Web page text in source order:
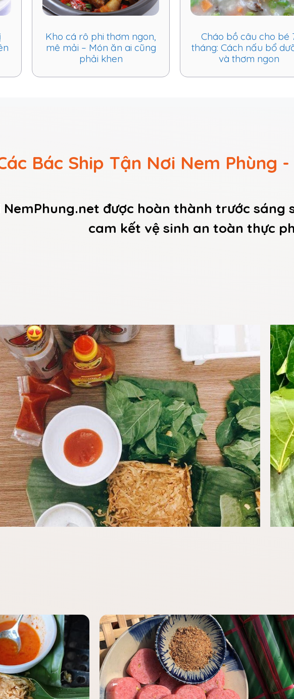
Kho cá rô phi thơm ngon,
mê mải – Món ăn ai cũng
phải khen
Cháo bồ câu cho bé
tháng: Cách nấu bổ
và thơm ngon
Bác Ship Tận Nơi Nem Phùng
NemPhung.net được hoàn thành trước
cam kết vệ sinh an toàn thực